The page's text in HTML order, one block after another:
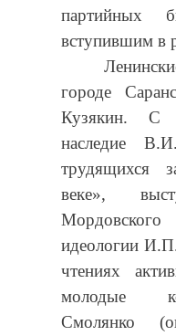
партийных
вступившим
городе
Кузякин. С
наследие
трудящихся
веке»,
идеологии
чтениях
молодые
Смолянко